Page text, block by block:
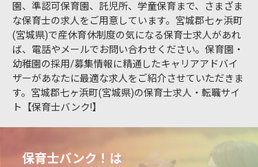
園、準認可保育園、託児所、学童保育まで、さまざま
な保育士の求人をご用意しています。宮城郡七ヶ浜町
(宮城県)で産休育休制度の気になる保育士求人があれ
ば、電話やメールでお問い合わせください。保育園・
幼稚園の採用/募集情報に精通したキャリアアドバイ
ザーがあなたに最適な求人をご紹介させていただきま
す。宮城郡七ヶ浜町(宮城県)の保育士求人・転職サイ
ト【保育士バンク!】
保育士バンク！は